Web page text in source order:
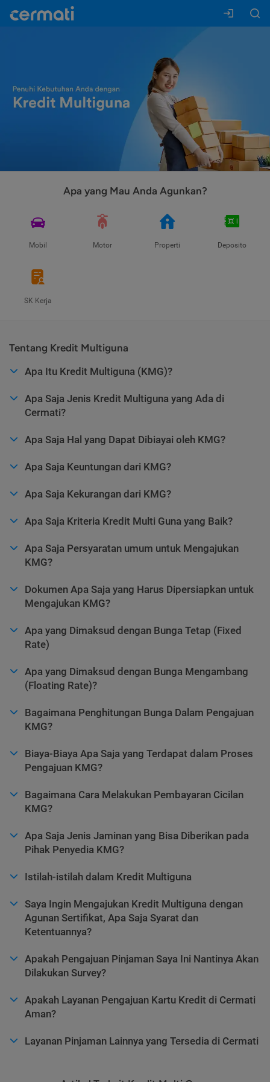
Apa yang Mau Anda Agunkan?
Mobil Motor Properti Deposito
SK Kerja
Tentang Kredit Multiguna
Apa Itu Kredit Multiguna (KMG)?
Apa Saja Jenis Kredit Multiguna yang Ada di
Cermati?
Apa Saja Hal yang Dapat Dibiayai oleh KMG?
Apa Saja Keuntungan dari KMG?
Apa Saja Kekurangan dari KMG?
Apa Saja Kriteria Kredit Multi Guna yang Baik?
Apa Saja Persyaratan umum untuk Mengajukan
KMG?
Dokumen Apa Saja yang Harus Dipersiapkan untuk
Mengajukan KMG?
Apa yang Dimaksud dengan Bunga Tetap (Fixed
Rate)
Apa yang Dimaksud dengan Bunga Mengambang
(Floating Rate)?
Bagaimana Penghitungan Bunga Dalam Pengajuan
KMG?
Biaya-Biaya Apa Saja yang Terdapat dalam Proses
Pengajuan KMG?
Bagaimana Cara Melakukan Pembayaran Cicilan
KMG?
Apa Saja Jenis Jaminan yang Bisa Diberikan pada
Pihak Penyedia KMG?
Istilah-istilah dalam Kredit Multiguna
Saya Ingin Mengajukan Kredit Multiguna dengan
Agunan Sertifikat, Apa Saja Syarat dan
Ketentuannya?
Apakah Pengajuan Pinjaman Saya Ini Nantinya Akan
Dilakukan Survey?
Apakah Layanan Pengajuan Kartu Kredit di Cermati
Aman?
Layanan Pinjaman Lainnya yang Tersedia di Cermati